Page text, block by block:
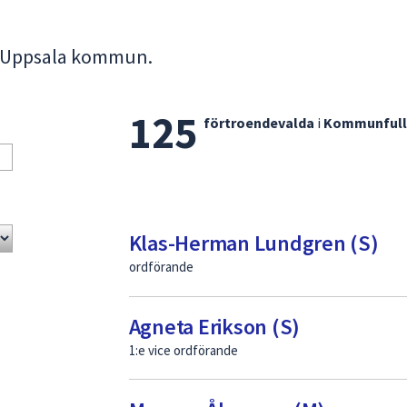
kommun.
Lista
med
125 förtroendevalda i
Klas-Herman Lundgren (S)
ordförande
Agneta Erikson (S)
1:e vice ordförande